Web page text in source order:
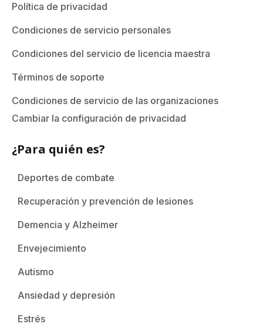
Política de privacidad
Condiciones de servicio personales
Condiciones del servicio de licencia maestra
Términos de soporte
Condiciones de servicio de las organizaciones
Cambiar la configuración de privacidad
¿Para quién es?
Deportes de combate
Recuperación y prevención de lesiones
Demencia y Alzheimer
Envejecimiento
Autismo
Ansiedad y depresión
Estrés